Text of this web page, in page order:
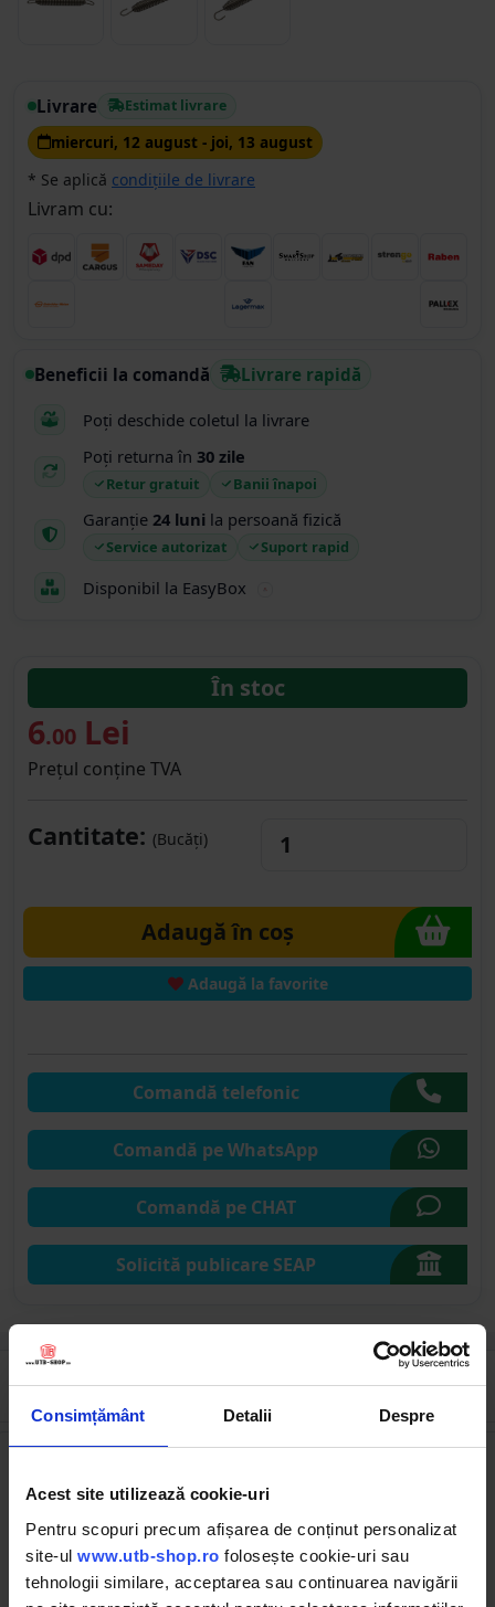
Consimțământ Detalii Despre
Acest site utilizează cookie-uri
Pentru scopuri precum afișarea de conținut personalizat
site-ul www.utb-shop.ro folosește cookie-uri sau
tehnologii similare, acceptarea sau continuarea navigării
Livrare Estimat livrare
miercuri, 12 august - joi, 13 august
* Se aplică condițiile de livrare
Livram cu:
Beneficii la comandă Livrare rapidă
Poți deschide coletul la livrare
Poți returna în 30 zile
Retur gratuit Banii înapoi
Garanție 24 luni la persoană fizică
Service autorizat Suport rapid
Disponibil la EasyBox
În stoc
6.00 Lei
Prețul conține TVA
Cantitate: (Bucăți)
Adaugă în coș
Adaugă la favorite
Comandă telefonic
Comandă pe WhatsApp
Comandă pe CHAT
Solicită publicare SEAP
Cumpărate frecvent împreună
UTB38.35.139 UTB40.35.112